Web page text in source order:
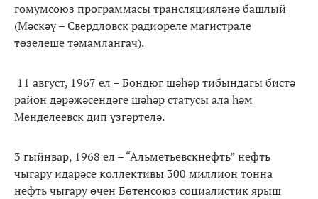
гомумсоюз программасы трансляцияләнә башлый
(Мәскәү – Свердловск радиореле магистрале
төзелеше тәмамлангач).
11 август, 1967 ел – Бондюг шәһәр тибындагы бистә
район дәрәҗәсендәге шәһәр статусы ала һәм
Менделеевск дип үзгәртелә.
3 гыйнвар, 1968 ел – “Альметьевскнефть” нефть
чыгару идарәсе коллективы 300 миллион тонна
нефть чыгару өчен Бөтенсоюз социалистик ярыш